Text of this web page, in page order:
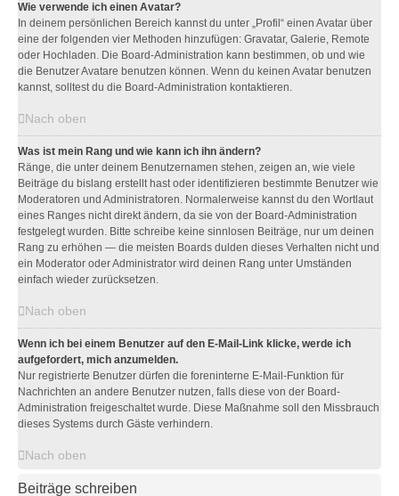
Wie verwende ich einen Avatar?
In deinem persönlichen Bereich kannst du unter „Profil“ einen Avatar über
eine der folgenden vier Methoden hinzufügen: Gravatar, Galerie, Remote
oder Hochladen. Die Board-Administration kann bestimmen, ob und wie
die Benutzer Avatare benutzen können. Wenn du keinen Avatar benutzen
kannst, solltest du die Board-Administration kontaktieren.
Nach oben
Was ist mein Rang und wie kann ich ihn ändern?
Ränge, die unter deinem Benutzernamen stehen, zeigen an, wie viele
Beiträge du bislang erstellt hast oder identifizieren bestimmte Benutzer wie
Moderatoren und Administratoren. Normalerweise kannst du den Wortlaut
eines Ranges nicht direkt ändern, da sie von der Board-Administration
festgelegt wurden. Bitte schreibe keine sinnlosen Beiträge, nur um deinen
Rang zu erhöhen — die meisten Boards dulden dieses Verhalten nicht und
ein Moderator oder Administrator wird deinen Rang unter Umständen
einfach wieder zurücksetzen.
Nach oben
Wenn ich bei einem Benutzer auf den E-Mail-Link klicke, werde ich
aufgefordert, mich anzumelden.
Nur registrierte Benutzer dürfen die foreninterne E-Mail-Funktion für
Nachrichten an andere Benutzer nutzen, falls diese von der Board-
Administration freigeschaltet wurde. Diese Maßnahme soll den Missbrauch
dieses Systems durch Gäste verhindern.
Nach oben
Beiträge schreiben